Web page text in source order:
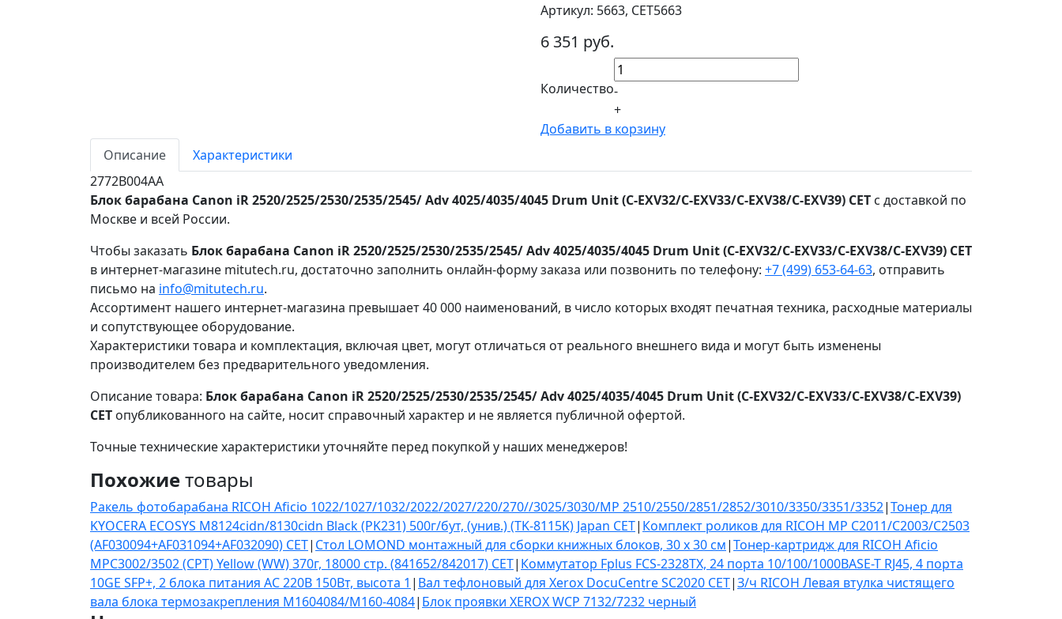
Артикул: 5663, CET5663
6 351 руб.
Количество-
+
Добавить в корзину
Описание
Характеристики
2772B004AA
Блок барабана Canon iR 2520/2525/2530/2535/2545/ Adv 4025/4035/4045 Drum Unit (C-EXV32/C-EXV33/C-EXV38/C-EXV39) CET с доставкой по
Москве и всей России.
Чтобы заказать Блок барабана Canon iR 2520/2525/2530/2535/2545/ Adv 4025/4035/4045 Drum Unit (C-EXV32/C-EXV33/C-EXV38/C-EXV39) CET
в интернет-магазине mitutech.ru, достаточно заполнить онлайн-форму заказа или позвонить по телефону: +7 (499) 653-64-63, отправить
письмо на info@mitutech.ru.
Ассортимент нашего интернет-магазина превышает 40 000 наименований, в число которых входят печатная техника, расходные материалы
и сопутствующее оборудование.
Характеристики товара и комплектация, включая цвет, могут отличаться от реального внешнего вида и могут быть изменены
производителем без предварительного уведомления.
Описание товара: Блок барабана Canon iR 2520/2525/2530/2535/2545/ Adv 4025/4035/4045 Drum Unit (C-EXV32/C-EXV33/C-EXV38/C-EXV39)
CET опубликованного на сайте, носит справочный характер и не является публичной офертой.
Точные технические характеристики уточняйте перед покупкой у наших менеджеров!
Похожиетовары
Ракель фотобарабана RICOH Aficio 1022/1027/1032/2022/2027/220/270//3025/3030/MP 2510/2550/2851/2852/3010/3350/3351/3352|Тонер для
KYOCERA ECOSYS M8124cidn/8130cidn Black (PK231) 500г/бут, (унив.) (TK-8115K) Japan CET| Комплект роликов для RICOH MP C2011/С2003/C2503
(AF030094+AF031094+AF032090) CET| Стол LOMOND монтажный для сборки книжных блоков, 30 х 30 см|Тонер-картридж для RICOH Aficio
MPC3002/3502 (CPT) Yellow (WW) 370г, 18000 стр. (841652/842017) CET| Коммутатор Fplus FCS-2328TX, 24 порта 10/100/1000BASE-T RJ45, 4 порта
10GE SFP+, 2 блока питания AC 220В 150Вт, высота 1 | Вал тефлоновый для Xerox DocuCentre SC2020 CET|З/ч RICOH Левая втулка чистящего
вала блока термозакрепления M1604084/M160-4084| Блок проявки XEROX WCP 7132/7232 черный